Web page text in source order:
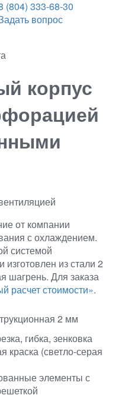
(804) 333-68-30
вопрос
корпус
от компании
с охлаждением.
системой
из стали 2
шагрень. Для заказа
расчет стоимости».
2 мм
гибка, зенковка
краска (светло-серая
элементы с